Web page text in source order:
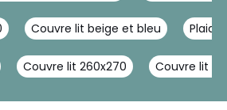
Couvre lit beige et bleu Plaids
Couvre lit 260x270 Couvre lit